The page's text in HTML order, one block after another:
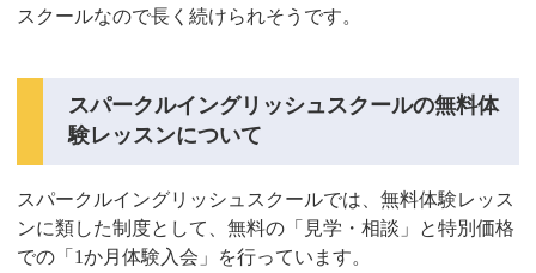
スクールなので長く続けられそうです。
スパークルイングリッシュスクールの無料体
験レッスンについて
スパークルイングリッシュスクールでは、無料体験レッス
ンに類した制度として、無料の「見学・相談」と特別価格
での「1か月体験入会」を行っています。